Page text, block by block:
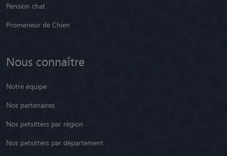
Pension chat
Promeneur de Chien
Nous connaître
Notre équipe
Nos partenaires
Nos petsitters par région
Nos petsitters par département